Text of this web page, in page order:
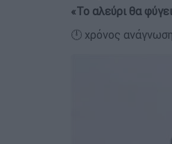
«Το αλεύρι θα
🕛 χρόνος